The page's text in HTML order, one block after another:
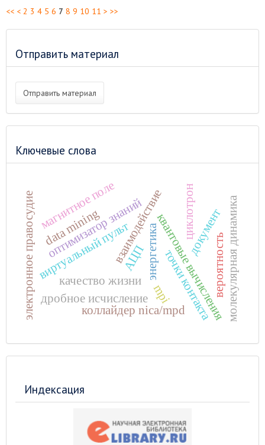
<< < 2 3 4 5 6 7 8 9 10 11 > >>
Отправить материал
Отправить материал
Ключевые слова
квантовые вычисления
взаимодействие
энергетика
виртуальный пульт молекулярная динамика
mpi
качество жизни
электронное правосудие документ
дробное исчисление
оптимизатор знаний
точки контакта
data mining
магнитное поле циклотрон
АЦП
коллайдер nica/mpd
вероятность
Индексация